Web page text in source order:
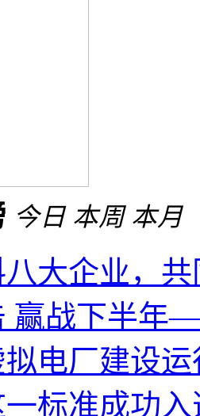
今日 本周 本月
大企业，
赢战下半年
电厂建设
标准成功